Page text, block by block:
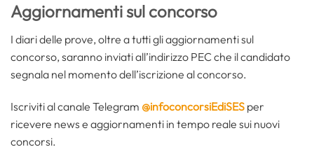
Aggiornamenti sul concorso
I diari delle prove, oltre a tutti gli aggiornamenti sul
concorso, saranno inviati all’indirizzo PEC che il candidato
segnala nel momento dell’iscrizione al concorso.
Iscriviti al canale Telegram @infoconcorsiEdiSES per
ricevere news e aggiornamenti in tempo reale sui nuovi
concorsi.